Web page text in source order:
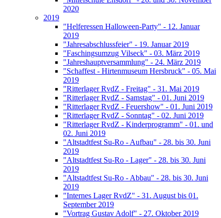
2020
2019
"Helferessen Halloween-Party" - 12. Januar
2019
"Jahresabschlussfeier" - 19. Januar 2019
"Faschingsumzug Vilseck" - 03. März 2019
"Jahreshauptversammlung" - 24. März 2019
"Schaffest - Hirtenmuseum Hersbruck" - 05. Mai
2019
"Ritterlager RvdZ - Freitag" - 31. Mai 2019
"Ritterlager RvdZ - Samstag" - 01. Juni 2019
"Ritterlager RvdZ - Feuershow" - 01. Juni 2019
"Ritterlager RvdZ - Sonntag" - 02. Juni 2019
"Ritterlager RvdZ - Kinderprogramm" - 01. und
02. Juni 2019
"Altstadtfest Su-Ro - Aufbau" - 28. bis 30. Juni
2019
"Altstadtfest Su-Ro - Lager" - 28. bis 30. Juni
2019
"Altstadtfest Su-Ro - Abbau" - 28. bis 30. Juni
2019
"Internes Lager RvdZ" - 31. August bis 01.
September 2019
"Vortrag Gustav Adolf" - 27. Oktober 2019